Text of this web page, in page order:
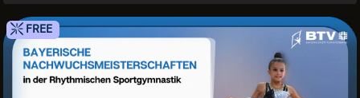
FREE